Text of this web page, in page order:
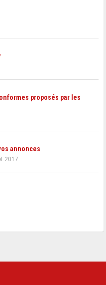
proposés par les
annonces
2017